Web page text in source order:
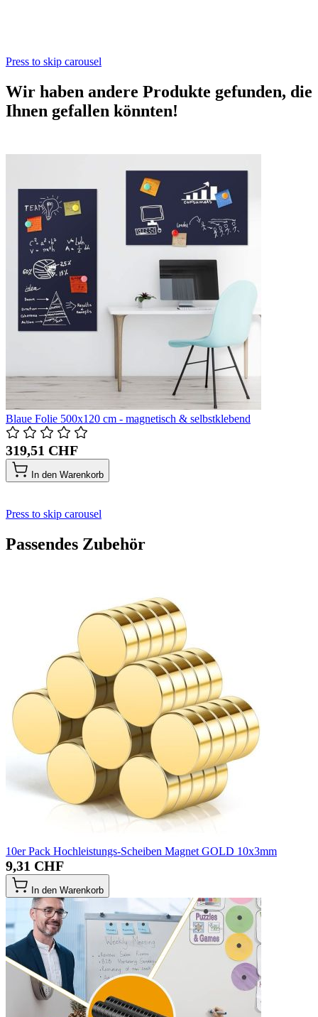
Press to skip carousel
Wir haben andere Produkte gefunden, die
Ihnen gefallen könnten!
Blaue Folie 500x120 cm - magnetisch & selbstklebend
319,51 CHF
In den Warenkorb
Press to skip carousel
Passendes Zubehör
10er Pack Hochleistungs-Scheiben Magnet GOLD 10x3mm
9,31 CHF
In den Warenkorb